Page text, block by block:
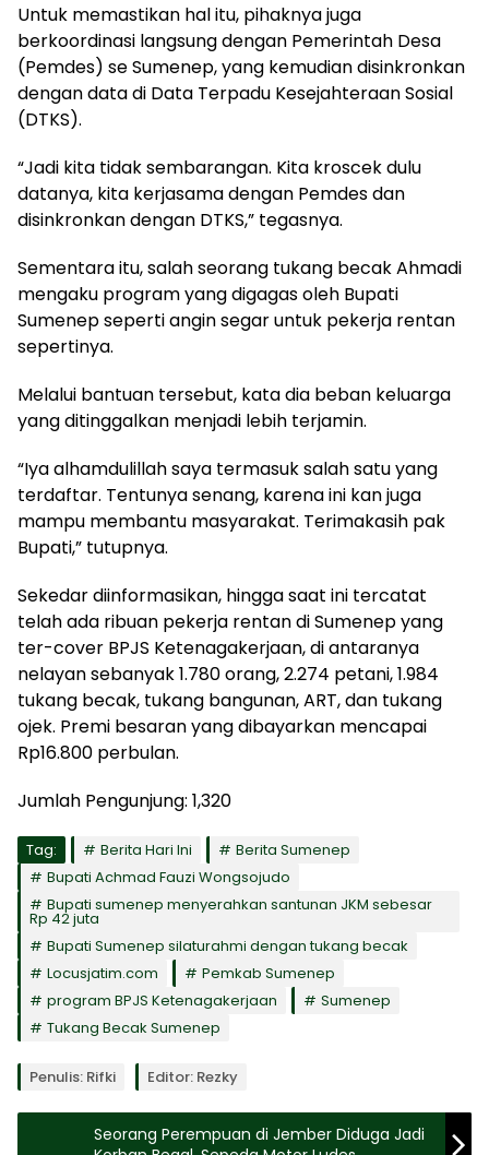
Untuk memastikan hal itu, pihaknya juga
berkoordinasi langsung dengan Pemerintah Desa
(Pemdes) se Sumenep, yang kemudian disinkronkan
dengan data di Data Terpadu Kesejahteraan Sosial
(DTKS).
“Jadi kita tidak sembarangan. Kita kroscek dulu
datanya, kita kerjasama dengan Pemdes dan
disinkronkan dengan DTKS,” tegasnya.
Sementara itu, salah seorang tukang becak Ahmadi
mengaku program yang digagas oleh Bupati
Sumenep seperti angin segar untuk pekerja rentan
sepertinya.
Melalui bantuan tersebut, kata dia beban keluarga
yang ditinggalkan menjadi lebih terjamin.
“Iya alhamdulillah saya termasuk salah satu yang
terdaftar. Tentunya senang, karena ini kan juga
mampu membantu masyarakat. Terimakasih pak
Bupati,” tutupnya.
Sekedar diinformasikan, hingga saat ini tercatat
telah ada ribuan pekerja rentan di Sumenep yang
ter-cover BPJS Ketenagakerjaan, di antaranya
nelayan sebanyak 1.780 orang, 2.274 petani, 1.984
tukang becak, tukang bangunan, ART, dan tukang
ojek. Premi besaran yang dibayarkan mencapai
Rp16.800 perbulan.
Jumlah Pengunjung: 1,320
Tag: Berita Hari Ini
Berita Sumenep
Bupati Achmad Fauzi Wongsojudo
Bupati sumenep menyerahkan santunan JKM sebesar
Rp 42 juta
Bupati Sumenep silaturahmi dengan tukang becak
Locusjatim.com
Pemkab Sumenep
program BPJS Ketenagakerjaan
Sumenep
Tukang Becak Sumenep
Penulis: Rifki Editor: Rezky
Seorang Perempuan di Jember Diduga Jadi